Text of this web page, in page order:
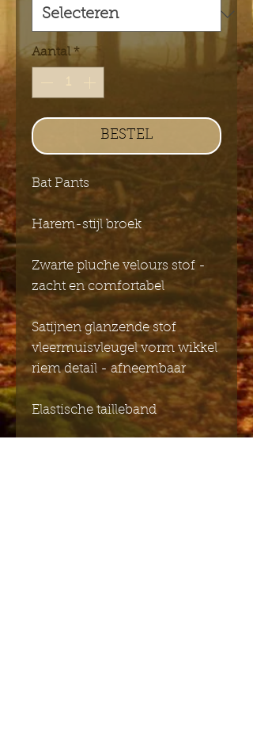
Aantal *
BESTEL
Bat Pants
Harem-stijl broek
Zwarte pluche velours stof -
zacht en comfortabel
Satijnen glanzende stof
vleermuisvleugel vorm wikkel
riem detail - afneembaar
Elastische tailleband